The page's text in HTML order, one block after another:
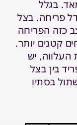
בגלל
פריחה. בצל
כזה הפריחה
קטנים יותר.
העלווה, יש
בין בצל
בסתיו